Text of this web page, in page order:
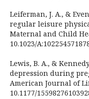
Leiferman, J. A., &
regular leisure
Maternal and Child
10.1023/
Lewis, B. A., &
depression during
American Journal of
10.1177/